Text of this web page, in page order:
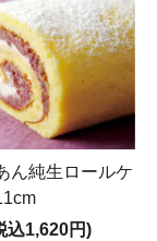
がなくなり次第
）・3日（金）
だき誠にあり
きますのでご
ん純生ロールケ
込1,620円)